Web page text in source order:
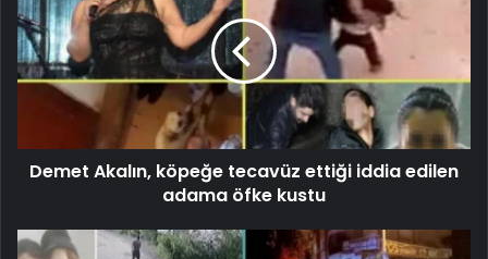
Demet Akalın, köpeğe tecavüz ettiği iddia edilen
adama öfke kustu